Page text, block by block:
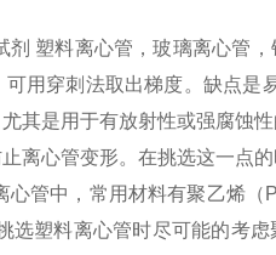
剂 塑料离心管，玻璃离心管
用穿刺法取出梯度。缺点
其是用于有放射性或强腐蚀
离心管变形。在挑选这一点
心管中，常用材料有聚乙烯
选塑料离心管时尽可能的考